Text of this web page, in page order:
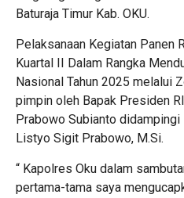
Baturaja Timur Kab. OKU.
Pelaksanaan Kegiatan Panen
Kuartal II Dalam Rangka
Nasional Tahun 2025 melalui
pimpin oleh Bapak Presiden
Prabowo Subianto
Listyo Sigit Prabowo, M.Si.
“ Kapolres Oku dalam
pertama-tama saya